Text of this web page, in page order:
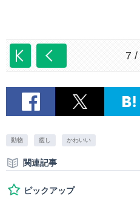
7 /
動物 癒し かわいい
関連記事
ピックアップ